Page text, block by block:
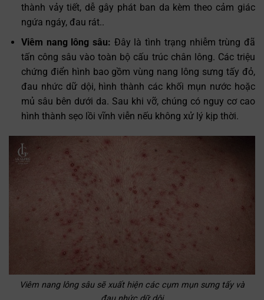
thành vảy tiết, dễ gây phát ban da kèm theo cảm giác
ngứa ngáy, đau rát..
Viêm nang lông sâu: Đây là tình trạng nhiễm trùng đã
tấn công sâu vào toàn bộ cấu trúc chân lông. Các triệu
chứng điển hình bao gồm vùng nang lông sưng tấy đỏ,
đau nhức dữ dội, hình thành các khối mụn nước hoặc
mủ sâu bên dưới da. Sau khi vỡ, chúng có nguy cơ cao
hình thành sẹo lồi vĩnh viễn nếu không xử lý kịp thời.
Viêm nang lông sâu sẽ xuất hiện các cụm mụn sưng tấy và